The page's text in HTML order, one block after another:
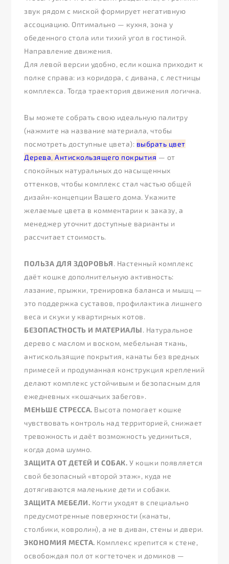
звук рядом с миской формирует негативную
ассоциацию. Оптимально — кухня, зона у
обеденного стола или тихий угол в гостиной.
Направление движения.
Для левой версии удобно, если кошка приходит к
полке справа: из коридора, с дивана, с лестницы
комплекса. Тогда траектория движения логична.
Вы можете собрать свою идеальную палитру
(нажмите на название материала, чтобы
посмотреть доступные цвета): выбрать цвет
Дерева,Антискользящего покрытия — от
спокойных натуральных до насыщенных
оттенков, чтобы комплекс стал частью общей
дизайн-концепции Вашего дома. Укажите
желаемые цвета в комментарии к заказу, а
менеджер уточнит доступные варианты и
рассчитает стоимость.
ПОЛЬЗА ДЛЯ ЗДОРОВЬЯ. Настенный комплекс
даёт кошке дополнительную активность:
лазание, прыжки, тренировка баланса и мышц —
это поддержка суставов, профилактика лишнего
веса и скуки у квартирных котов.
БЕЗОПАСТНОСТЬ И МАТЕРИАЛЫ. Натуральное
дерево с маслом и воском, мебельная ткань,
антискользящие покрытия, канаты без вредных
примесей и продуманная конструкция креплений
делают комплекс устойчивым и безопасным для
ежедневных «кошачьих забегов».
МЕНЬШЕ СТРЕССА. Высота помогает кошке
чувствовать контроль над территорией, снижает
тревожность и даёт возможность уединиться,
когда дома шумно.
ЗАЩИТА ОТ ДЕТЕЙ И СОБАК. У кошки появляется
свой безопасный «второй этаж», куда не
дотягиваются маленькие дети и собаки.
ЗАЩИТА МЕБЕЛИ. Когти уходят в специально
предусмотренные поверхности (канаты,
столбики, ковролин), а не в диван, стены и двери.
ЭКОНОМИЯ МЕСТА. Комплекс крепится к стене,
освобождая пол от когтеточек и домиков —